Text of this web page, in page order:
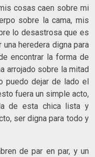
cosas caen sobre mi
sobre la cama, mis
lo desastrosa que es
heredera digna para
encontrar la forma de
arrojado sobre la mitad
puedo dejar de lado el
fuera un simple acto,
de esta chica lista y
ser digna para todo y
de par en par, y un